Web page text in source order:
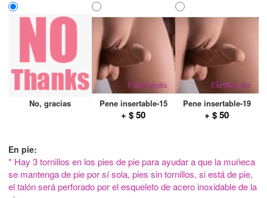
No, gracias Pene insertable-15
+ $ 50
Pene insertable-19
+ $ 50
En pie:
* Hay 3 tornillos en los pies de pie para ayudar a que la muñeca
se mantenga de pie por sí sola, pies sin tornillos, si está de pie,
el talón será perforado por el esqueleto de acero inoxidable de la